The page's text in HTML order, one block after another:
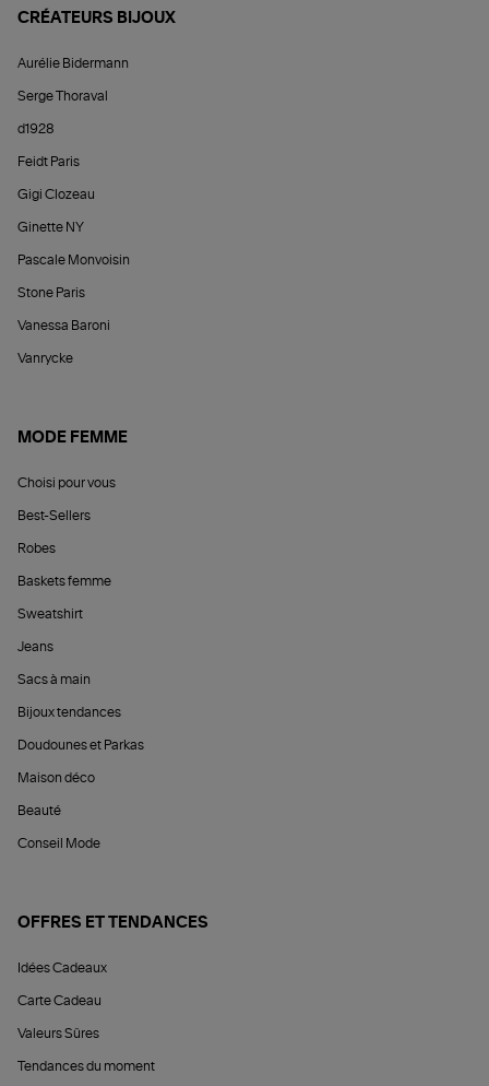
CRÉATEURS BIJOUX
Aurélie Bidermann
Serge Thoraval
d1928
Feidt Paris
Gigi Clozeau
Ginette NY
Pascale Monvoisin
Stone Paris
Vanessa Baroni
Vanrycke
MODE FEMME
Choisi pour vous
Best-Sellers
Robes
Baskets femme
Sweatshirt
Jeans
Sacs à main
Bijoux tendances
Doudounes et Parkas
Maison déco
Beauté
Conseil Mode
OFFRES ET TENDANCES
Idées Cadeaux
Carte Cadeau
Valeurs Sûres
Tendances du moment